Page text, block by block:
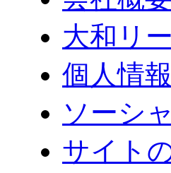
大和リ
個人情
ソーシ
サイト